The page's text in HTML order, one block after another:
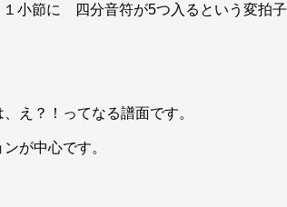
小節に 四分音符が5つ入るという変拍子
え？！ってなる譜面です。
が中心です。